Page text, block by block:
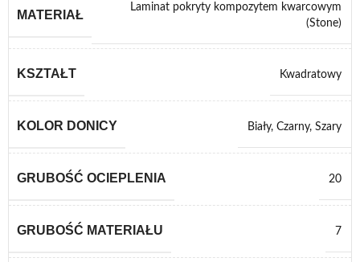
MATERIAŁ
Laminat pokryty kompozytem kwarcowym
(Stone)
KSZTAŁT Kwadratowy
KOLOR DONICY Biały, Czarny, Szary
GRUBOŚĆ OCIEPLENIA 20
GRUBOŚĆ MATERIAŁU 7